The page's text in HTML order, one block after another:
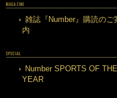
MAGAZINE
雑誌『Number』購読のご
内
SPECIAL
Number SPORTS OF THE
YEAR